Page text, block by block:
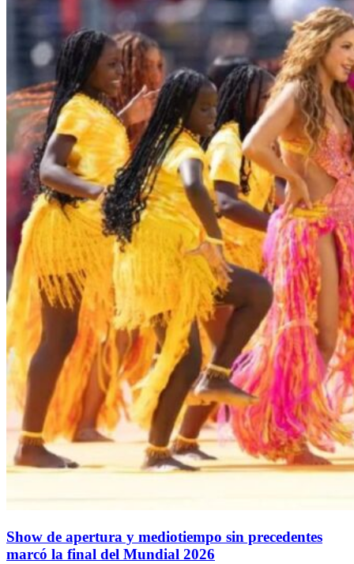
Show de apertura y mediotiempo sin precedentes
marcó la final del Mundial 2026